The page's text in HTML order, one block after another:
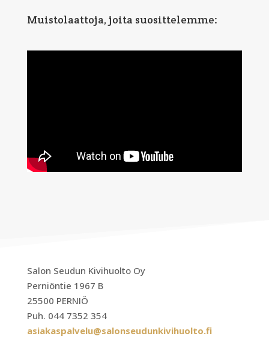
Muistolaattoja, joita suosittelemme:
Salon Seudun Kivihuolto Oy
Perniöntie 1967 B
25500 PERNIÖ
Puh. 044 7352 354
asiakaspalvelu@salonseudunkivihuolto.fi